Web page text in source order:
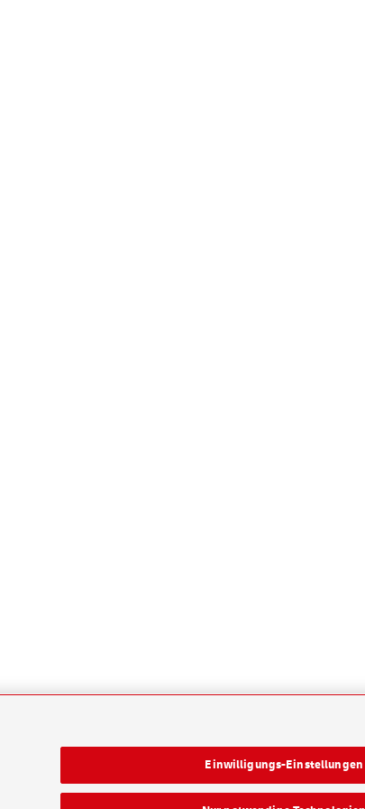
Einwilligungs-Einstellungen